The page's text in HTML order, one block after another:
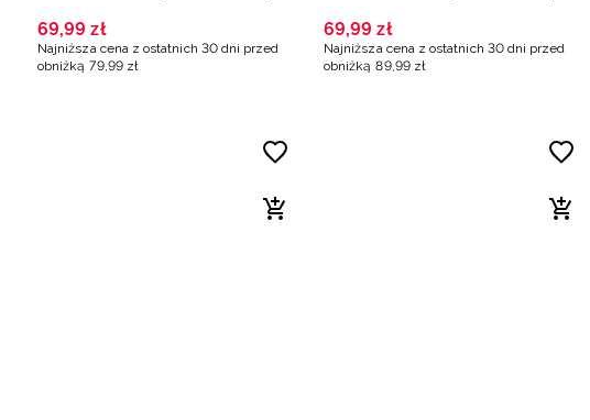
69,99 zł
Najniższa cena z ostatnich 30 dni przed
obniżką 79, 99 zł
69,99 zł
Najniższa cena z ostatnich 30 dni przed
obniżką 89, 99 zł